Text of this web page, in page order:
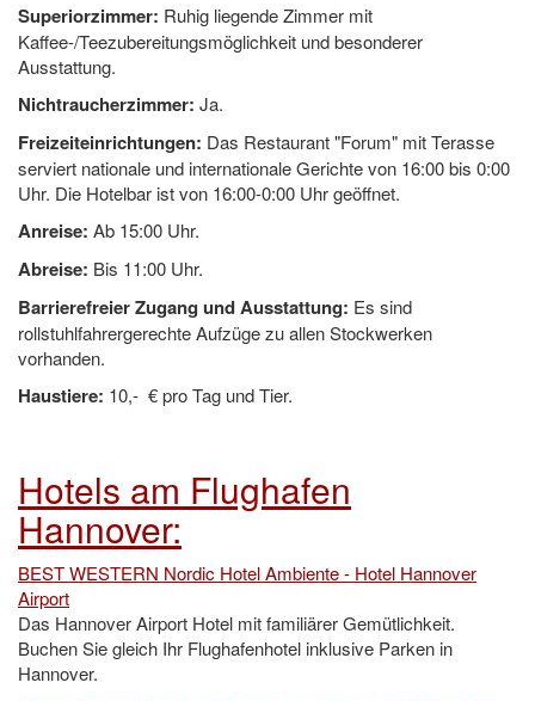
Superiorzimmer: Ruhig liegende Zimmer mit
Kaffee-/Teezubereitungsmöglichkeit und besonderer
Ausstattung.
Nichtraucherzimmer: Ja.
Freizeiteinrichtungen: Das Restaurant "Forum" mit Terasse
serviert nationale und internationale Gerichte von 16:00 bis 0:00
Uhr. Die Hotelbar ist von 16:00-0:00 Uhr geöffnet.
Anreise: Ab 15:00 Uhr.
Abreise: Bis 11:00 Uhr.
Barrierefreier Zugang und Ausstattung: Es sind
rollstuhlfahrergerechte Aufzüge zu allen Stockwerken
vorhanden.
Haustiere: 10,- € pro Tag und Tier.
Hotels am Flughafen
Hannover:
BEST WESTERN Nordic Hotel Ambiente - Hotel Hannover
Airport
Das Hannover Airport Hotel mit familiärer Gemütlichkeit.
Buchen Sie gleich Ihr Flughafenhotel inklusive Parken in
Hannover.